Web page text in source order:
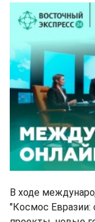
В ходе
"Космос